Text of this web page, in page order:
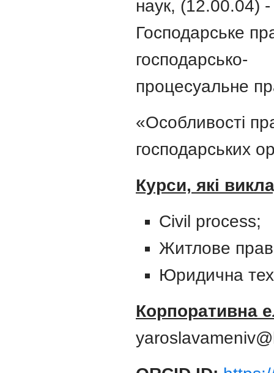
наук, (12.00.04) -
Господарське
господарсько-
процесуальне
«Особливості
господарських
Курси, які
Civil process;
Житлове
Юридична
Корпоративна